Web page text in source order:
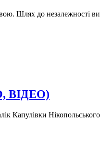
Шлях до незалежності
ВІДЕО)
Капулівки